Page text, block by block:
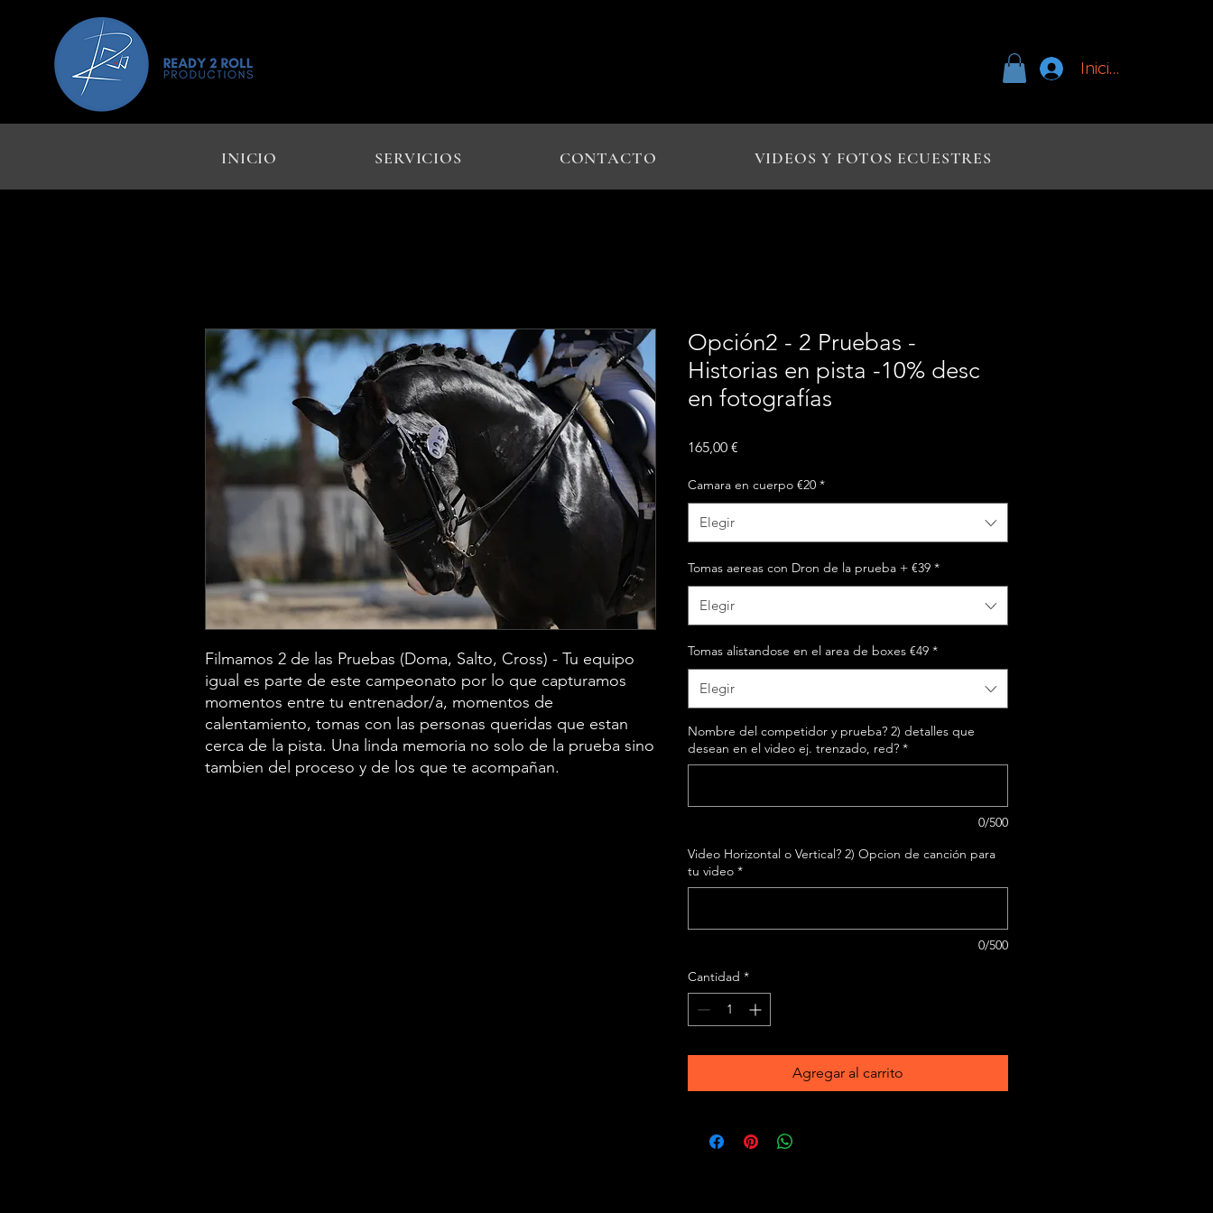
Iniciar sesión
INICIO SERVICIOS CONTACTO VIDEOS Y FOTOS ECUESTRES
Filmamos 2 de las Pruebas (Doma, Salto, Cross) - Tu equipo
igual es parte de este campeonato por lo que capturamos
momentos entre tu entrenador/a, momentos de
calentamiento, tomas con las personas queridas que estan
cerca de la pista. Una linda memoria no solo de la prueba sino
tambien del proceso y de los que te acompañan.
Opción2 - 2 Pruebas -
Historias en pista -10% desc
en fotografías
165,00 €
Camara en cuerpo €20 *
Elegir
Tomas aereas con Dron de la prueba + €39 *
Elegir
Tomas alistandose en el area de boxes €49 *
Elegir
Nombre del competidor y prueba? 2) detalles que
desean en el video ej. trenzado, red? *
0/500
Video Horizontal o Vertical? 2) Opcion de canción para
tu video *
0/500
Cantidad *
Agregar al carrito